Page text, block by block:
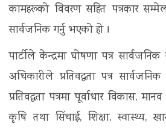
कामहरूको विवरण सहित पत्रकार
सार्वजनिक गर्नु भएको हो ।
पार्टीले केन्द्रमा घोषणा पत्र सार्वजनिक
अधिकारीले प्रतिवद्धता पत्र
प्रतिवद्धता पत्रमा पूर्वाधार विकास,
कृषि तथा सिंचाई, शिक्षा, स्वास्थ्य,